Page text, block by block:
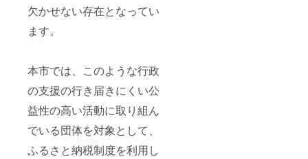
欠かせない存在となってい
ます。
本市では、このような行政
の支援の行き届きにくい公
益性の高い活動に取り組ん
でいる団体を対象として、
ふるさと納税制度を利用し